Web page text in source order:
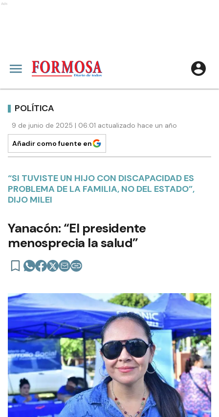
Ads
POLÍTICA
9 de junio de 2025 | 06:01 actualizado hace un año
Añadir como fuente en
“SI TUVISTE UN HIJO CON DISCAPACIDAD ES
PROBLEMA DE LA FAMILIA, NO DEL ESTADO”,
DIJO MILEI
Yanacón: “El presidente
menosprecia la salud”